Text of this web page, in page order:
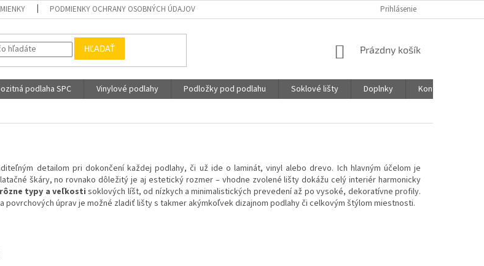
PODMIENKY OCHRANY OSOBNÝCH ÚDAJOV Prihlásenie
HĽADAŤ
NÁKUPNÝ
Prázdny košík
podlaha SPC Vinylové podlahy Podložky pod podlahu Soklové lišty Doplnky
Kontakty
detailom pri dokončení každej podlahy, či už ide o laminát, vinyl alebo drevo. Ich hlavným účelom je
škáry, no rovnako dôležitý je aj estetický rozmer – vhodne zvolené lišty dokážu celý interiér harmonicky
rôzne typy a veľkosti soklových líšt, od nízkych a minimalistických prevedení až po vysoké, dekoratívne profily.
povrchových úprav je možné zladiť lišty s takmer akýmkoľvek dizajnom podlahy či celkovým štýlom miestnosti.